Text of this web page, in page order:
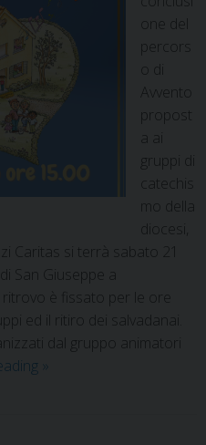
one del
percors
o di
Avvento
propost
a ai
gruppi di
catechis
mo della
diocesi,
Caritas si terrà sabato 21
San Giuseppe a
è fissato per le ore
ed il ritiro dei salvadanai.
dal gruppo animatori
»